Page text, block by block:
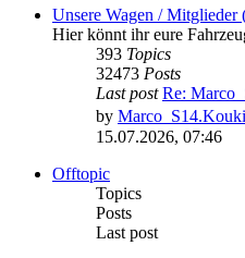
post
Unsere Wagen /
Hier könnt ihr eure
393 Topics
32473 Posts
Last post Re:
by Marco_S14.Kouki
15.07.2026, 07:46
Offtopic
Topics
Posts
Last post